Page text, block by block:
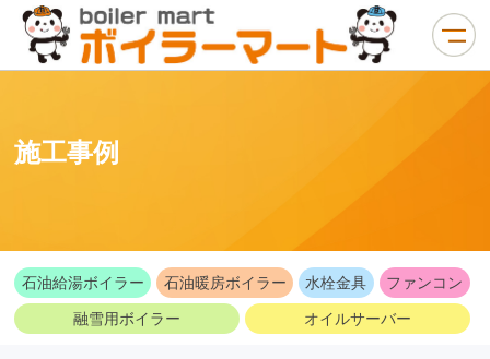
施工事例
石油給湯ボイラー 石油暖房ボイラー 水栓金具 ファンコン
融雪用ボイラー オイルサーバー